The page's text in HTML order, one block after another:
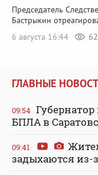
Председатель
Бастрыкин
6 августа 16:44
ГЛАВНЫЕ
09:54
БПЛА в
09:41
задыхаются из-